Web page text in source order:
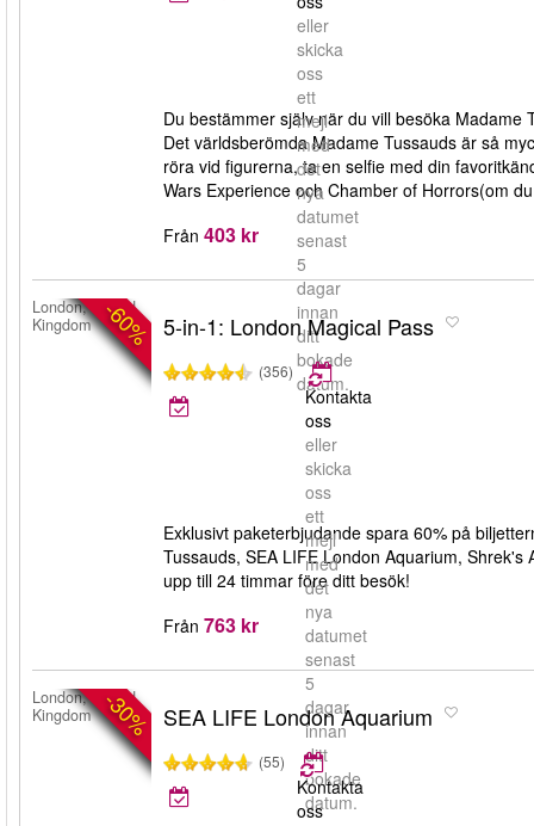
eller
skicka
oss
ett
mejl
med
det
nya
datumet
senast
5
dagar
innan
ditt
bokade
datum.
Du bestämmer själv när du vill besöka
Det världsberömda Madame Tussauds är så
röra vid figurerna, ta en selfie med din
Wars Experience och Chamber of Horrors(om
Från 403 kr
-60%
London, United
Kingdom
5-in-1: London Magical Pass
(356)
Kontakta
oss
eller
skicka
oss
ett
mejl
med
det
nya
datumet
senast
5
dagar
innan
ditt
bokade
datum.
Exklusivt paketerbjudande spara 60% på
Tussauds, SEA LIFE London Aquarium,
upp till 24 timmar före ditt besök!
Från 763 kr
-30%
London, United
Kingdom
SEA LIFE London Aquarium
(55)
Kontakta
oss